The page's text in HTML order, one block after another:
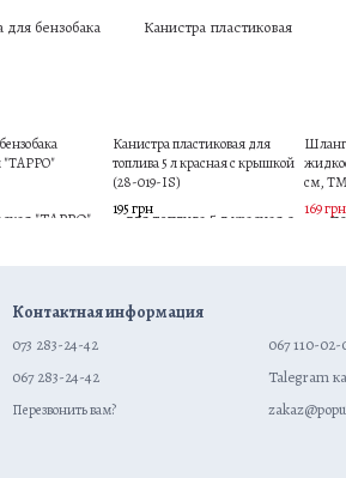
"TAPPO"
Канистра пластиковая для
топлива 5 л красная с крышкой
(28-019-IS)
195 грн
см, ТМ
169 грн
Контактная информация
073 283-24-42
067 283-24-42
Перезвонить вам?
067 110-02-
Talegram